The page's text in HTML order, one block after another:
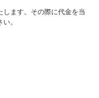
ます。その際に代金を当
。